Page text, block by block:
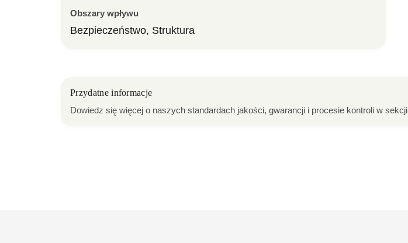
Obszary wpływu
Bezpieczeństwo, Struktura
Przydatne informacje
Dowiedz się więcej o naszych standardach jakości, gwarancji i procesie kontroli w sekcji